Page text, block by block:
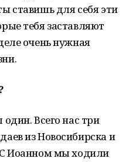
ставишь для себя эти
тебя заставляют
очень нужная
Всего нас три
из Новосибирска и
Иоанном мы ходили